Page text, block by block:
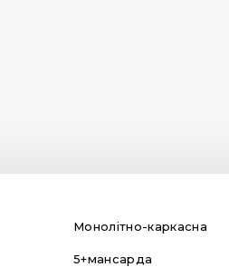
Монолітно-каркасна
5+мансарда